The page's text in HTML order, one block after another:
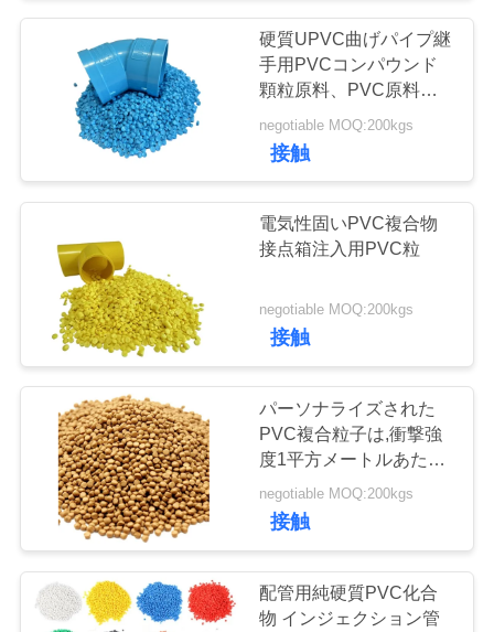
硬質UPVC曲げパイプ継
手用PVCコンパウンド
顆粒原料、PVC原料バ
ージンまたはリサイクル
PVCプラスチックコン
パウンド顆粒、PVCパ
negotiable MOQ:200kgs
接触
電気性固いPVC複合物
接点箱注入用PVC粒
negotiable MOQ:200kgs
接触
パーソナライズされた
PVC複合粒子は,衝撃強
度1平方メートルあたり
7KJ以上,材料のUL94 V2
炎症性
negotiable MOQ:200kgs
接触
配管用純硬質PVC化合
物 インジェクション管